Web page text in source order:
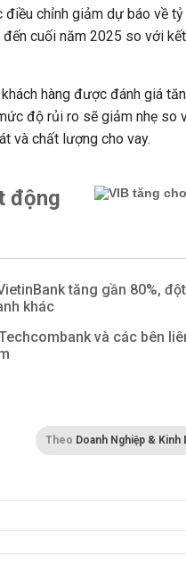
điều chỉnh giảm dự báo về
cuối năm 2025 so với
hàng được đánh giá
độ rủi ro sẽ giảm nhẹ so
và chất lượng cho vay.
động
tăng gần 80%, đột
khác
và các bên
Theo Doanh Nghiệp & Kinh